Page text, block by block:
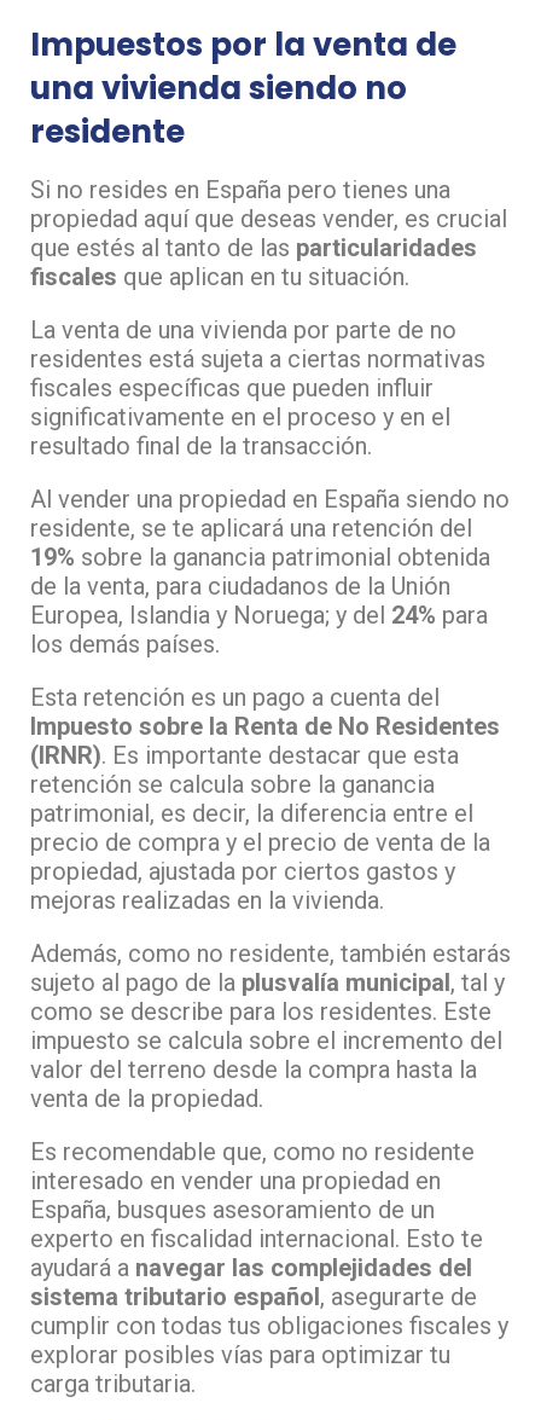
Impuestos por la venta de
una vivienda siendo no
residente
Si no resides en España pero tienes una
propiedad aquí que deseas vender, es crucial
que estés al tanto de las particularidades
fiscales que aplican en tu situación.
La venta de una vivienda por parte de no
residentes está sujeta a ciertas normativas
fiscales específicas que pueden influir
significativamente en el proceso y en el
resultado final de la transacción.
Al vender una propiedad en España siendo no
residente, se te aplicará una retención del
19% sobre la ganancia patrimonial obtenida
de la venta, para ciudadanos de la Unión
Europea, Islandia y Noruega; y del 24% para
los demás países.
Esta retención es un pago a cuenta del
Impuesto sobre la Renta de No Residentes
(IRNR). Es importante destacar que esta
retención se calcula sobre la ganancia
patrimonial, es decir, la diferencia entre el
precio de compra y el precio de venta de la
propiedad, ajustada por ciertos gastos y
mejoras realizadas en la vivienda.
Además, como no residente, también estarás
sujeto al pago de la plusvalía municipal, tal y
como se describe para los residentes. Este
impuesto se calcula sobre el incremento del
valor del terreno desde la compra hasta la
venta de la propiedad.
Es recomendable que, como no residente
interesado en vender una propiedad en
España, busques asesoramiento de un
experto en fiscalidad internacional. Esto te
ayudará a navegar las complejidades del
sistema tributario español, asegurarte de
cumplir con todas tus obligaciones fiscales y
explorar posibles vías para optimizar tu
carga tributaria.